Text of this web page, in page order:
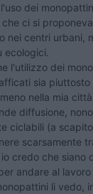
dei
ci si
nei centri urbani,
ecologici.
l'utilizzo dei
sia piuttosto
nella mia
diffusione,
ciclabili (a
scarsamente
credo che siano
andare al
li vedo,